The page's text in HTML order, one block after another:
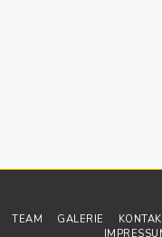
TEAM GALERIE